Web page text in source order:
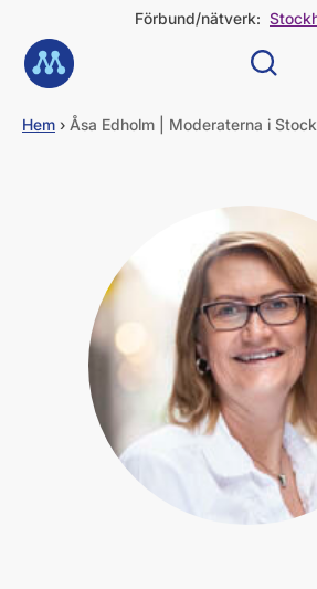
Förbund/nätverk:
Sök
Hem › Åsa Edholm | Moderaterna i